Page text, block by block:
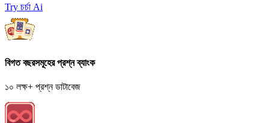
Try চর্চা Ai
বিগত বছরসমূহের প্রশ্ন ব্যাংক
১০ লক্ষ+ প্রশ্ন ডাটাবেজ